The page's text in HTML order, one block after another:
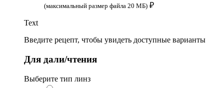
(максимальный размер файла 20 МБ) ₽
Text
Введите рецепт, чтобы увидеть доступные варианты
Для дали/чтения
Выберите тип линз